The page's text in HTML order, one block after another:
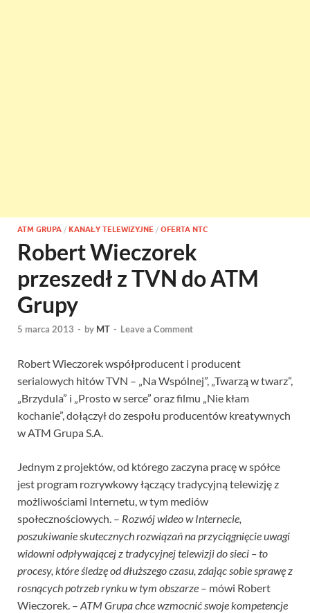
ATM GRUPA / KANAŁY TELEWIZYJNE / OFERTA NTC
Robert Wieczorek
przeszedł z TVN do ATM
Grupy
5 marca 2013 - by MT - Leave a Comment
Robert Wieczorek współproducent i producent
serialowych hitów TVN – „Na Wspólnej”, „Twarzą w twarz”,
„Brzydula” i „Prosto w serce” oraz filmu „Nie kłam
kochanie”, dołączył do zespołu producentów kreatywnych
w ATM Grupa S.A.
Jednym z projektów, od którego zaczyna pracę w spółce
jest program rozrywkowy łączący tradycyjną telewizję z
możliwościami Internetu, w tym mediów
społecznościowych. – Rozwój wideo w Internecie,
poszukiwanie skutecznych rozwiązań na przyciągnięcie uwagi
widowni odpływającej z tradycyjnej telewizji do sieci – to
procesy, które śledzę od dłuższego czasu, zdając sobie sprawę z
rosnących potrzeb rynku w tym obszarze – mówi Robert
Wieczorek. – ATM Grupa chce wzmocnić swoje kompetencje